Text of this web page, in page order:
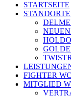
STARTSEITE
STANDORTE
FIGHTER
MITGLIED